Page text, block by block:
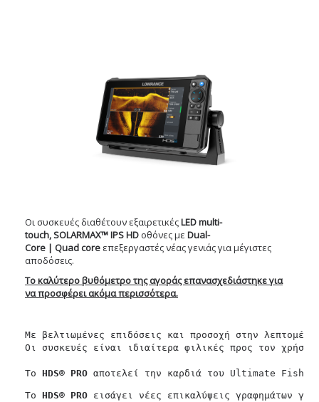
Οι συσκευές διαθέτουν εξαιρετικέςLEDmulti-
touch,SOLARMAX™ IPS HDοθόνες με Dual-
Core | Quadcore επεξεργαστές νέας γενιάς για μέγιστες
αποδόσεις.
Το καλύτερο βυθόμετρο της αγοράς επανασχεδιάστηκε για
να προσφέρει ακόμα περισσότερα.
Με βελτιωμένες επιδόσεις και προσοχή στην
Οι συσκευές είναι ιδιαίτερα φιλικές προς τον
Το HDS® PRO αποτελεί την καρδιά του Ultimate
Το HDS® PRO εισάγει νέες επικαλύψεις γραφημάτων